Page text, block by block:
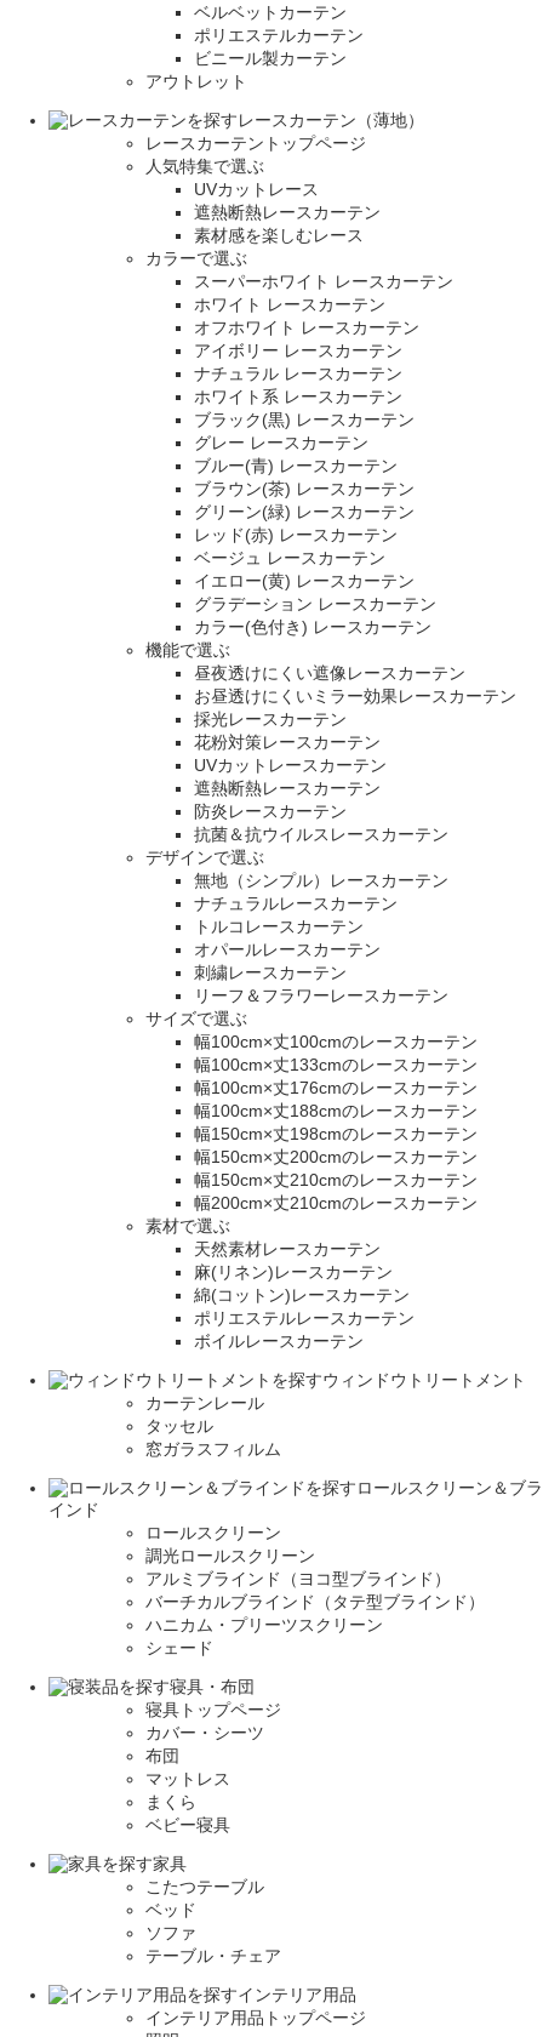
ベルベットカーテン
ポリエステルカーテン
ビニール製カーテン
アウトレット
レースカーテン（薄地）
レースカーテントップページ
人気特集で選ぶ
UVカットレース
遮熱断熱レースカーテン
素材感を楽しむレース
カラーで選ぶ
スーパーホワイト レースカーテン
ホワイト レースカーテン
オフホワイト レースカーテン
アイボリー レースカーテン
ナチュラル レースカーテン
ホワイト系 レースカーテン
ブラック(黒) レースカーテン
グレー レースカーテン
ブルー(青) レースカーテン
ブラウン(茶) レースカーテン
グリーン(緑) レースカーテン
レッド(赤) レースカーテン
ベージュ レースカーテン
イエロー(黄) レースカーテン
グラデーション レースカーテン
カラー(色付き) レースカーテン
機能で選ぶ
昼夜透けにくい遮像レースカーテン
お昼透けにくいミラー効果レースカーテン
採光レースカーテン
花粉対策レースカーテン
UVカットレースカーテン
遮熱断熱レースカーテン
防炎レースカーテン
抗菌＆抗ウイルスレースカーテン
デザインで選ぶ
無地（シンプル）レースカーテン
ナチュラルレースカーテン
トルコレースカーテン
オパールレースカーテン
刺繍レースカーテン
リーフ＆フラワーレースカーテン
サイズで選ぶ
幅100cm×丈100cmのレースカーテン
幅100cm×丈133cmのレースカーテン
幅100cm×丈176cmのレースカーテン
幅100cm×丈188cmのレースカーテン
幅150cm×丈198cmのレースカーテン
幅150cm×丈200cmのレースカーテン
幅150cm×丈210cmのレースカーテン
幅200cm×丈210cmのレースカーテン
素材で選ぶ
天然素材レースカーテン
麻(リネン)レースカーテン
綿(コットン)レースカーテン
ポリエステルレースカーテン
ボイルレースカーテン
ウィンドウトリートメント
カーテンレール
タッセル
窓ガラスフィルム
ロールスクリーン＆ブラ
インド
ロールスクリーン
調光ロールスクリーン
アルミブラインド（ヨコ型ブラインド）
バーチカルブラインド（タテ型ブラインド）
ハニカム・プリーツスクリーン
シェード
寝具・布団
寝具トップページ
カバー・シーツ
布団
マットレス
まくら
ベビー寝具
家具
こたつテーブル
ベッド
ソファ
テーブル・チェア
インテリア用品
インテリア用品トップページ